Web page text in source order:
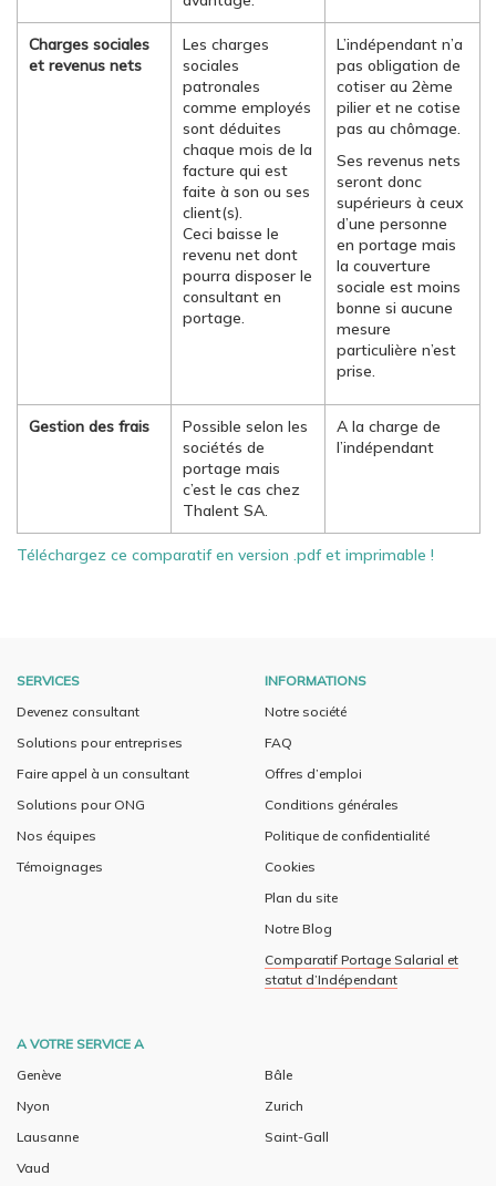
Charges sociales
et revenus nets
Les charges
sociales
patronales
comme employés
sont déduites
chaque mois de la
facture qui est
faite à son ou ses
client(s).
Ceci baisse le
revenu net dont
pourra disposer le
consultant en
portage.
L’indépendant n’a
pas obligation de
cotiser au 2ème
pilier et ne cotise
pas au chômage.
Ses revenus nets
seront donc
supérieurs à ceux
d’une personne
en portage mais
la couverture
sociale est moins
bonne si aucune
mesure
particulière n’est
prise.
Gestion des frais
Possible selon les
sociétés de
portage mais
c’est le cas chez
Thalent SA.
A la charge de
l’indépendant
Téléchargez ce comparatif en version .pdf et imprimable !
SERVICES
Devenez consultant
Solutions pour entreprises
Faire appel à un consultant
Solutions pour ONG
Nos équipes
Témoignages
INFORMATIONS
Notre société
FAQ
Offres d’emploi
Conditions générales
Politique de confidentialité
Cookies
Plan du site
Notre Blog
Comparatif Portage Salarial et
statut d’Indépendant
A VOTRE SERVICE A
Genève
Nyon
Lausanne
Vaud
Bâle
Zurich
Saint-Gall